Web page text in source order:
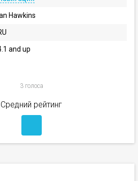
Hawkins
and up
3 голоса
Средний рейтинг